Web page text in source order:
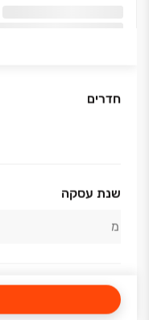
חדרים
שנת עסקה